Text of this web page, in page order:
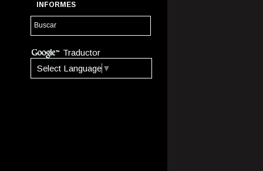
INFORMES
Traductor
Select Language ▼